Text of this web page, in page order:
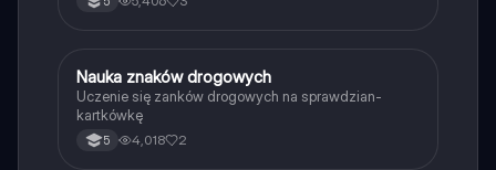
NTechnika
Nauka znaków drogowych
Uczenie się zanków drogowych na sprawdzian-
kartkówkę
5 4,018 2